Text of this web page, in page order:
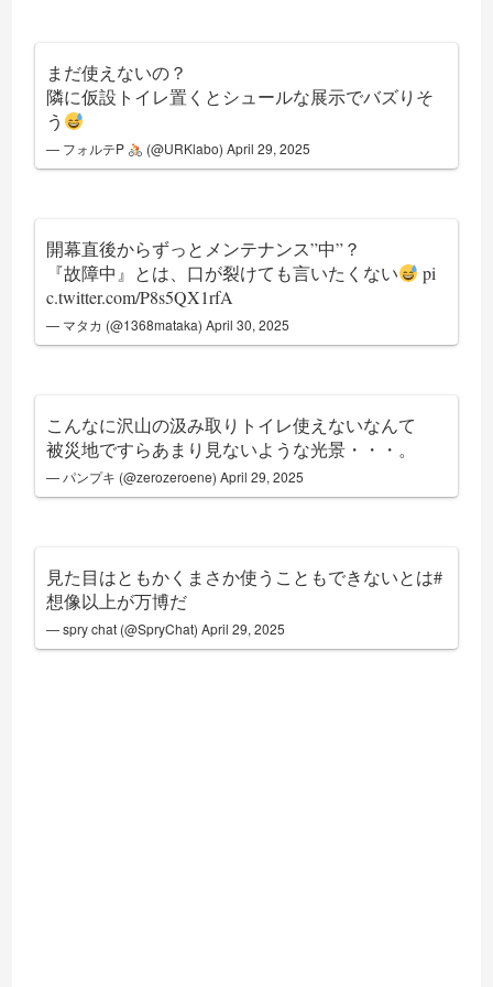
まだ使えないの？
隣に仮設トイレ置くとシュールな展示でバズりそ
う
— フォルテP (@URKlabo) April 29, 2025
開幕直後からずっとメンテナンス”中”？
『故障中』とは、口が裂けても言いたくない
pi
c.twitter.com/P8s5QX1rfA
— マタカ (@1368mataka)April 30, 2025
こんなに沢山の汲み取りトイレ使えないなんて
被災地ですらあまり見ないような光景・・・。
— パンプキ (@zerozeroene)April 29, 2025
見た目はともかくまさか使うこともできないとは#
想像以上が万博だ
— spry chat (@SpryChat)April 29, 2025